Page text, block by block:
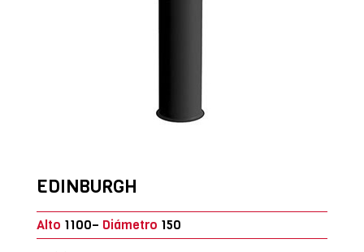
EDINBURGH
Alto 1100– Diámetro 150